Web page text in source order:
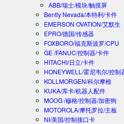
ABB/瑞士/模块/触摸屏
Bently Nevada/本特利/卡件
EMERSON OVATION/艾默生
EPRO/德国/传感器
FOXBORO/福克斯波罗/CPU
GE /FANUC/控制器/卡件
HITACHI/日立/卡件
HONEYWELL/霍尼韦尔/控制
KOLLMORGEN/科尔摩根
KUKA/库卡/机器人配件
MOOG /穆格/控制器/加密狗
MOTOROLA/摩托罗拉/主板
NI/美国/控制接口卡